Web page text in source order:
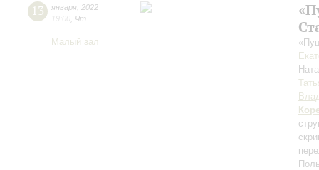
13 января 2022
19:00 Чт
Малый зал